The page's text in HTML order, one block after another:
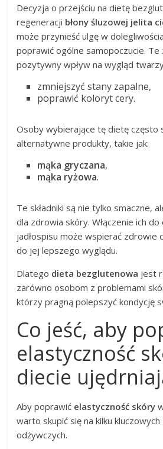
Decyzja o przejściu na dietę
regeneracji błony śluzowej jelita
może przynieść ulgę w
poprawić ogólne samopoczucie. Te
pozytywny wpływ na wygląd
zmniejszyć stany zapalne,
poprawić koloryt cery.
Osoby wybierające tę dietę często
alternatywne produkty, takie jak:
mąka gryczana,
mąka ryżowa.
Te składniki są nie tylko smaczne,
dla zdrowia skóry. Włączenie ich
jadłospisu może wspierać zdrowie
do jej lepszego wyglądu.
Dlatego dieta bezglutenowa jest
zarówno osobom z problemami
którzy pragną polepszyć kondycję
Co jeść, aby
elastyczność
diecie
Aby poprawić elastyczność skóry
warto skupić się na kilku kluczowych
odżywczych.